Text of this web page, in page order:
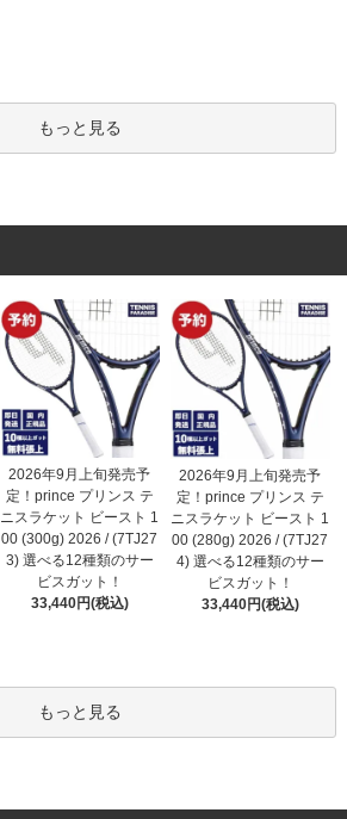
もっと見る
2026年9月上旬発売予
定！prince プリンス テ
ニスラケット ビースト 1
00 (300g) 2026 / (7TJ27
3) 選べる12種類のサー
ビスガット！
33,440円(税込)
2026年9月上旬発売予
定！prince プリンス テ
ニスラケット ビースト 1
00 (280g) 2026 / (7TJ27
4) 選べる12種類のサー
ビスガット！
33,440円(税込)
もっと見る